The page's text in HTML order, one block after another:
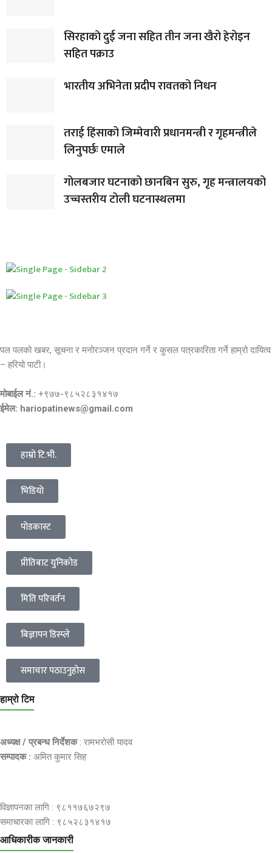
सिरहाकाे दुई जना सहित तीन जना खैरो हेरोइन
सहित पक्राउ
भारतीय अभिनेता प्रदीप रावतको निधन
तराई हिंसाको जिम्मेवारी प्रधानमन्त्री र गृहमन्त्रीले
लिनुपर्छः एमाले
गोलबजार घटनाको छानबिन सुरु, गृह मन्त्रालयको
उच्चस्तरीय टोली घटनास्थलमा
पल पलको खबर, सूचना र मनोरञ्जन प्रदान गर्ने र कुसल पत्रकारिता गर्ने हाम्रो दायित्व
– हरियो पाटी।
मोबाईल नं.: +९७७-९८५२८३१४१७
ईमेल: hariopatinews@gmail.com
हाम्रो टि.भी.
भिडियो
पोडकास्ट
प्रीतिबाट युनिकोड
मिति परिवर्तन
बिज्ञापन डिस्प्ले
समाचार पठाउनुहोस
हाम्रो टिम
अध्यक्ष / प्रबन्ध निर्देशक: रामभरोसी यादव
सम्पादक : अमित कुमार सिह
विज्ञापनका लागि : ९८११७६७२९७
समाचारका लागि : ९८५२८३१४१७
आधिकारीक जानकारी